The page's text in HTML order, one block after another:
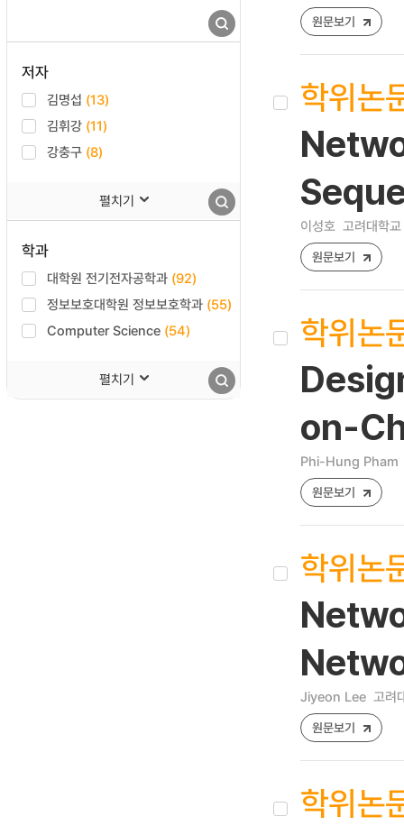
저자
김명섭 (13)
김휘강 (11)
강충구 (8)
펼치기
학과
대학원 전기전자공학과 (92)
정보보호대학원 정보보호학과 (55)
Computer Science (54)
펼치기
원문보기
학위논
이성호 고려대학
원문보기
학위논
on-
Phi-Hung Pham
원문보기
학위논
Jiyeon Lee 고려
원문보기
학위논